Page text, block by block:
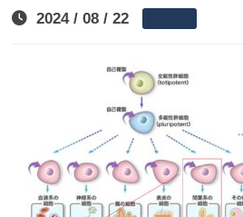
2024 / 08 / 22